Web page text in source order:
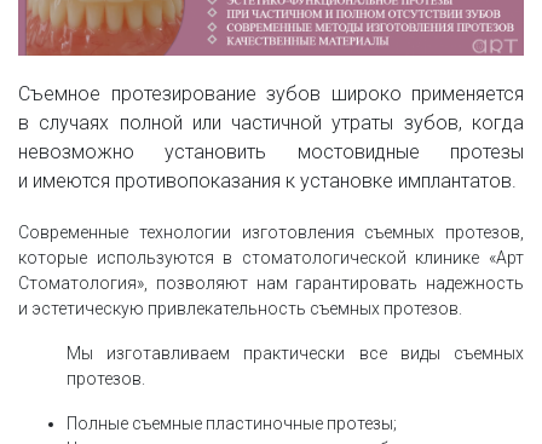
Съемное протезирование зубов широко применяется
в случаях полной или частичной утраты зубов, когда
невозможно установить мостовидные протезы
и имеются противопоказания к установке имплантатов.
Современные технологии изготовления съемных протезов,
которые используются в стоматологической клинике «Арт
Стоматология», позволяют нам гарантировать надежность
и эстетическую привлекательность съемных протезов.
Мы изготавливаем практически все виды съемных
протезов.
Полные съемные пластиночные протезы;